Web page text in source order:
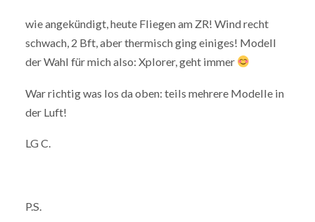
wie angekündigt, heute Fliegen am ZR! Wind recht
schwach, 2 Bft, aber thermisch ging einiges! Modell
der Wahl für mich also: Xplorer, geht immer
War richtig was los da oben: teils mehrere Modelle in
der Luft!
LG C.
P.S.